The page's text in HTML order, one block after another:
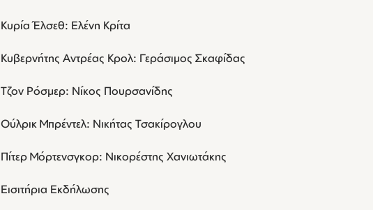
Κυρία Έλσεθ: Ελένη Κρίτα
Κυβερνήτης Αντρέας Κρολ: Γεράσιμος Σκαφίδας
Τζον Ρόσμερ: Νίκος Πουρσανίδης
Ούλρικ Μπρέντελ: Νικήτας Τσακίρογλου
Πίτερ Μόρτενσγκορ: Νικορέστης Χανιωτάκης
Εισιτήρια Εκδήλωσης